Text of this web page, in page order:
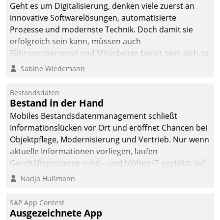
Geht es um Digitalisierung, denken viele zuerst an
innovative Softwarelösungen, automatisierte
Prozesse und modernste Technik. Doch damit sie
erfolgreich sein kann, müssen auch
Führungspersonal und Mitarbeiter bereit sein, sich zu
verändern und anzupassen, sonst werden sie an ihr
Sabine Wiedemann
Bestandsdaten
Bestand in der Hand
Mobiles Bestandsdatenmanagement schließt
Informationslücken vor Ort und eröffnet Chancen bei
Objektpflege, Modernisierung und Vertrieb. Nur wenn
aktuelle Informationen vorliegen, laufen
Geschäftsprozesse rund – und blühen IT-gestützt auf.
Nadja Hußmann
SAP App Contest
Ausgezeichnete App